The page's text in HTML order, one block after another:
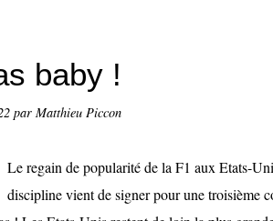
baby !
par Matthieu Piccon
Le regain de popularité de la F1 aux Etats-
discipline vient de signer pour une troisième